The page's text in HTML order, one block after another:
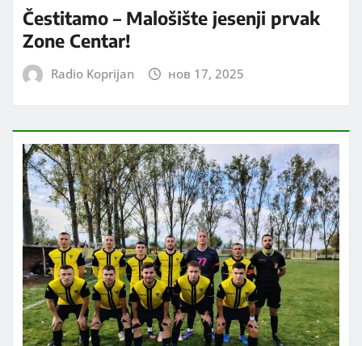
Čestitamo – Malošište jesenji prvak
Zone Centar!
Radio Koprijan нов 17, 2025